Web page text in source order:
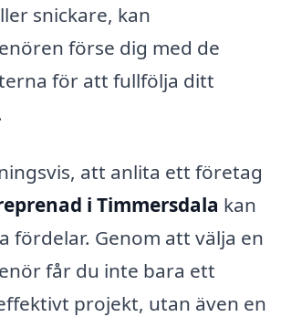
snickare, kan
förse dig med de
för att fullfölja ditt
att anlita ett företag
i Timmersdala kan
fördelar. Genom att välja en
får du inte bara ett
projekt, utan även en